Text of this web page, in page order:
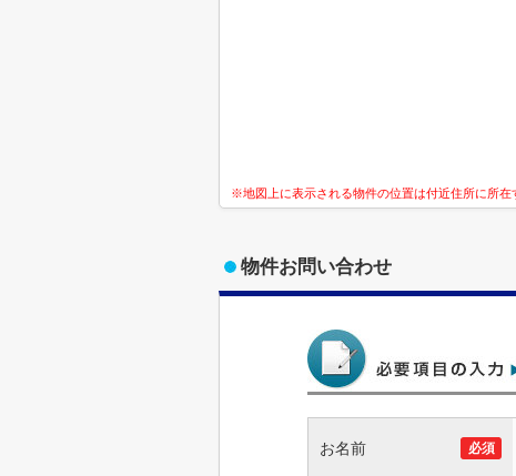
※地図上に表示される物件の位置は付近住所に所在
物件お問い合わせ
お名前 必須